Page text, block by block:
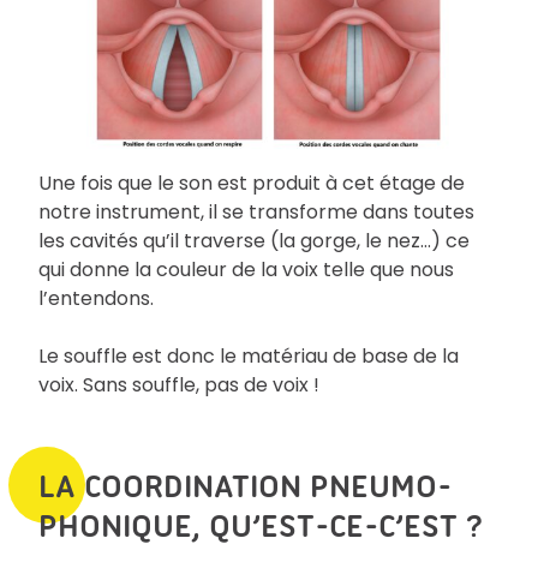
Une fois que le son est produit à cet étage de
notre instrument, il se transforme dans toutes
les cavités qu’il traverse (la gorge, le nez…) ce
qui donne la couleur de la voix telle que nous
l’entendons.
Le souffle est donc le matériau de base de la
voix. Sans souffle, pas de voix !
LA COORDINATION PNEUMO-
PHONIQUE, QU’EST-CE-C’EST ?